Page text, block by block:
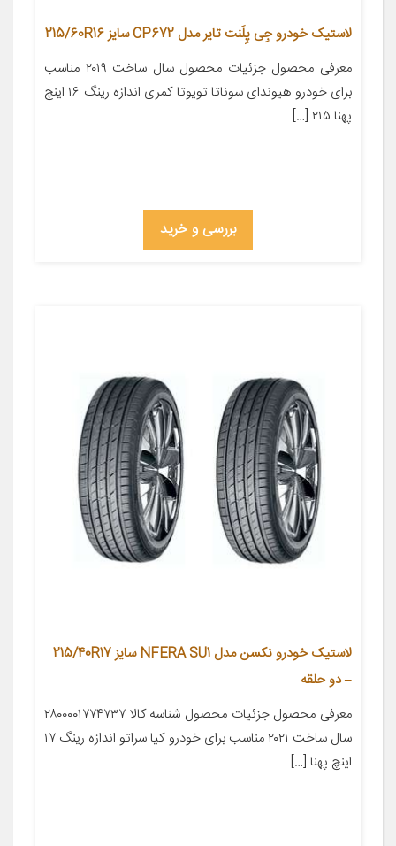
لاستیک خودرو جِی پِلَنت تایر مدل CP672 سایز 215/60R16
معرفی محصول جزئیات محصول سال ساخت ۲۰۱۹ مناسب
برای خودرو هیوندای سوناتا تویوتا کمری اندازه رینگ ۱۶ اینچ
پهنا ۲۱۵ […]
بررسی و خرید
لاستیک خودرو نکسن مدل NFERA SU1 سایز 215/40R17
– دو حلقه
معرفی محصول جزئیات محصول شناسه کالا ۲۸۰۰۰۰۱۷۷۴۷۳۷
سال ساخت ۲۰۲۱ مناسب برای خودرو کیا سراتو اندازه رینگ ۱۷
اینچ پهنا […]